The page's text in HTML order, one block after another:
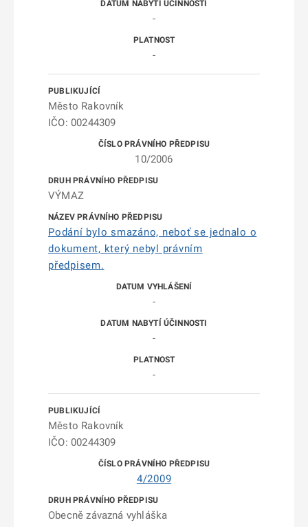
-
-
Město Rakovník
IČO: 00244309
10/2006
VÝMAZ
Podání bylo smazáno, neboť se jednalo o
dokument, který nebyl právním
předpisem.
-
-
-
Město Rakovník
IČO: 00244309
4/2009
Obecně závazná vyhláška